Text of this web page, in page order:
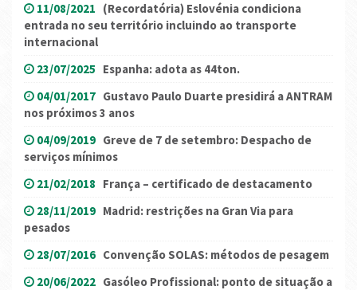
11/08/2021 (Recordatória) Eslovénia condiciona
entrada no seu território incluindo ao transporte
internacional
23/07/2025 Espanha: adota as 44ton.
04/01/2017 Gustavo Paulo Duarte presidirá a ANTRAM
nos próximos 3 anos
04/09/2019 Greve de 7 de setembro: Despacho de
serviços mínimos
21/02/2018 França – certificado de destacamento
28/11/2019 Madrid: restrições na Gran Via para
pesados
28/07/2016 Convenção SOLAS: métodos de pesagem
20/06/2022 Gasóleo Profissional: ponto de situação a